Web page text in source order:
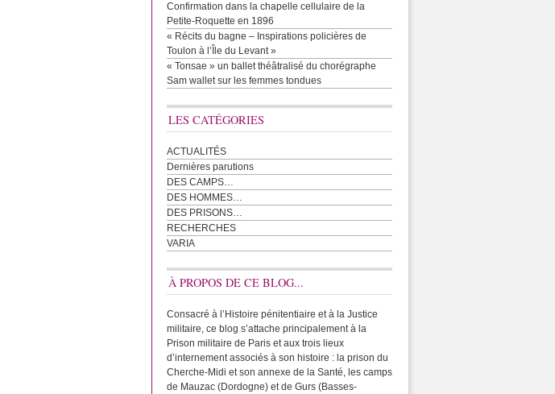
Confirmation dans la chapelle cellulaire de la
Petite-Roquette en 1896
« Récits du bagne – Inspirations policières de
Toulon à l’Île du Levant »
« Tonsae » un ballet théâtralisé du chorégraphe
Sam wallet sur les femmes tondues
LES CATÉGORIES
ACTUALITÉS
Dernières parutions
DES CAMPS…
DES HOMMES…
DES PRISONS…
RECHERCHES
VARIA
À PROPOS DE CE BLOG...
Consacré à l’Histoire pénitentiaire et à la Justice
militaire, ce blog s’attache principalement à la
Prison militaire de Paris et aux trois lieux
d’internement associés à son histoire : la prison du
Cherche-Midi et son annexe de la Santé, les camps
de Mauzac (Dordogne) et de Gurs (Basses-